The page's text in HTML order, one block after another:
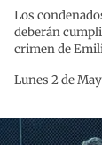
Los
deberán
crimen de
Lunes 2 de